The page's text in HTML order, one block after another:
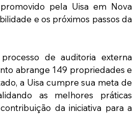
pela Uisa em Nova
e os próximos passos da
de auditoria externa
abrange 149 propriedades e
a Uisa cumpre sua meta de
as melhores práticas
da iniciativa para a